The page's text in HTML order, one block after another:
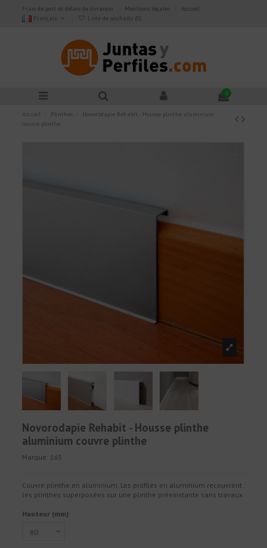
Frais de port et délais de livraison Mentions légales
Accueil
Français
Liste de souhaits (0)
0
Accueil Plinthes
Novorodapie Rehabit - Housse plinthe aluminium
couvre plinthe
Novorodapie Rehabit - Housse plinthe
aluminium couvre plinthe
Marque: 165
Couvre plinthe en aluminium. Les profilés en aluminium recouvrent
les plinthes superposées sur une plinthe préexistante sans travaux.
Hauteur (mm)